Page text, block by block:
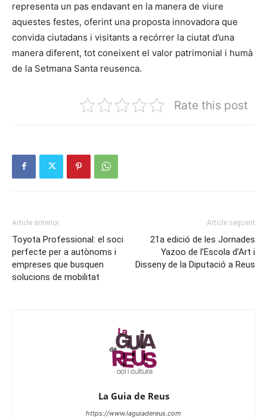
representa un pas endavant en la manera de viure
aquestes festes, oferint una proposta innovadora que
convida ciutadans i visitants a recórrer la ciutat d’una
manera diferent, tot coneixent el valor patrimonial i humà
de la Setmana Santa reusenca.
Rate this post
Article anterior
Toyota Professional: el soci
perfecte per a autònoms i
empreses que busquen
solucions de mobilitat
Article següent
21a edició de les Jornades
Yazoo de l’Escola d’Art i
Disseny de la Diputació a Reus
La Guia de Reus
https://www.laguiadereus.com